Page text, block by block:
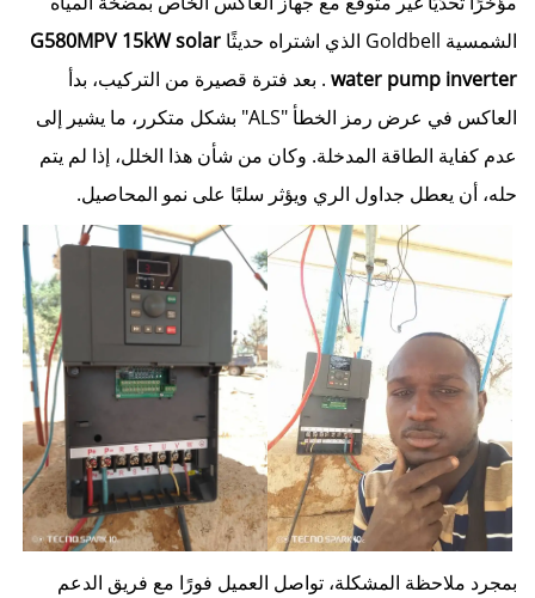
الشمسية Goldbell الذي اشتراه حديثًا
G580MPV 15kW solar
water pump inverter . بعد فترة قصيرة من التركيب، بدأ
العاكس في عرض رمز الخطأ "ALS" بشكل متكرر، ما يشير إلى
عدم كفاية الطاقة المدخلة. وكان من شأن هذا الخلل، إذا لم يتم
حله، أن يعطل جداول الري ويؤثر سلبًا على نمو المحاصيل.
بمجرد ملاحظة المشكلة، تواصل العميل فورًا مع فريق الدعم